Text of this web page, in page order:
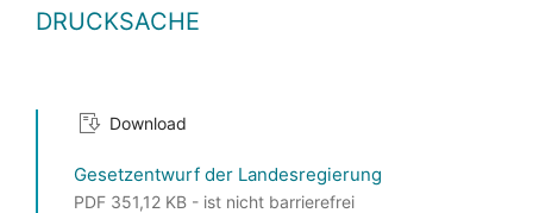
DRUCKSACHE
Download
Gesetzentwurf der Landesregierung
PDF 351,12 KB - ist nicht barrierefrei